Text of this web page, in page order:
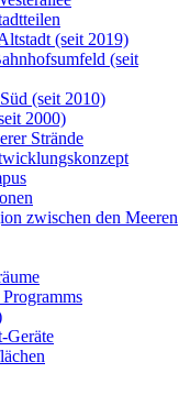
(seit 2019)
(seit
(seit 2010)
2000)
Strände
zwischen den Meeren
Geräte